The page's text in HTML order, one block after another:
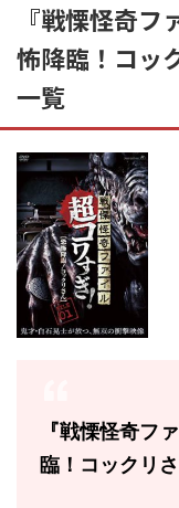
『戦慄怪奇
怖降臨！コッ
一覧
『戦慄怪奇フ
臨！コックリさ